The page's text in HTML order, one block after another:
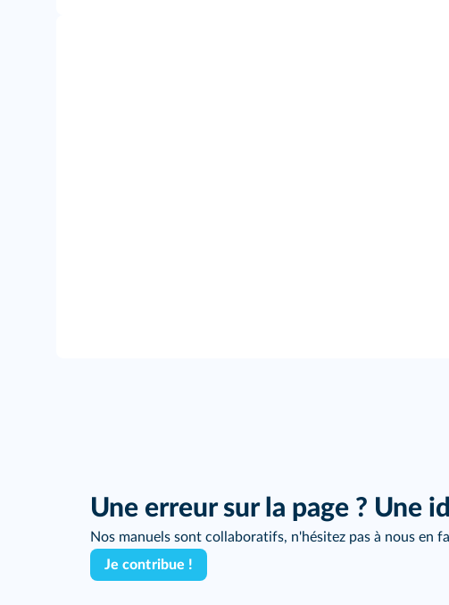
Une erreur sur la page ? Une
Nos manuels sont collaboratifs, n'hésitez pas à nous en
Je contribue !